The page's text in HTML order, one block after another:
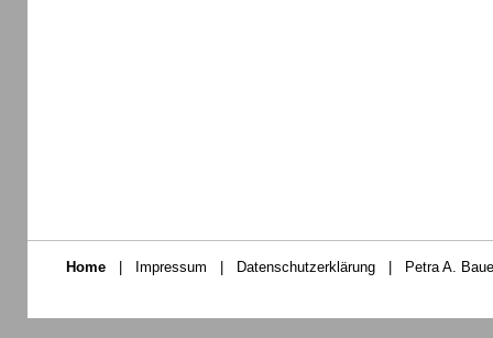
Home Impressum Datenschutzerklärung Petra A.